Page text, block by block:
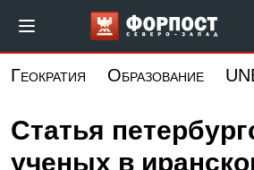
основному
Форпост
Геократия Образование
Статья
ученых в